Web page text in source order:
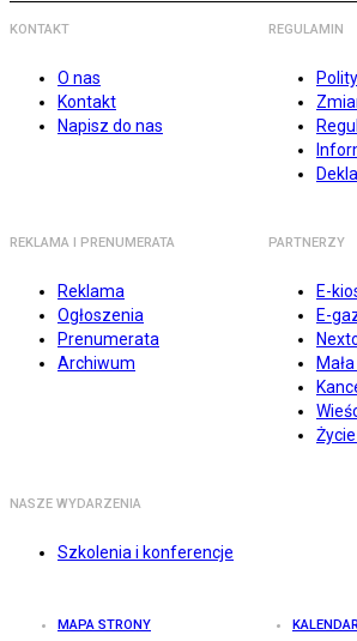
KONTAKT
O nas
Kontakt
Napisz do nas
REGULAMIN
REKLAMA I PRENUMERATA
Reklama
Ogłoszenia
Prenumerata
Archiwum
PARTNERZY
E-
E-
NASZE WYDARZENIA
Szkolenia i konferencje
MAPA STRONY